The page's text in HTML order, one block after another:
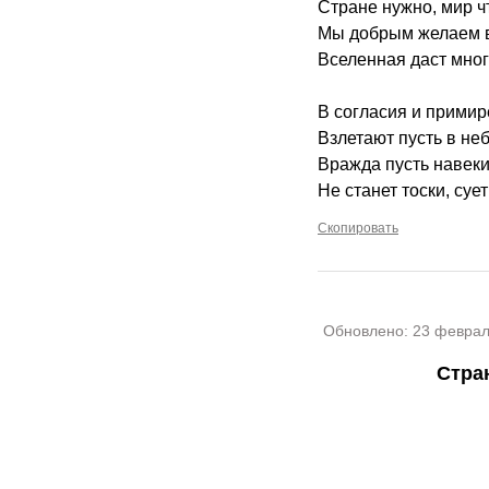
Стране нужно, мир
Мы добрым желаем
Вселенная даст
В согласия и
Взлетают пусть в
Вражда пусть
Не станет тоски,
Скопировать
Обновлено: 23